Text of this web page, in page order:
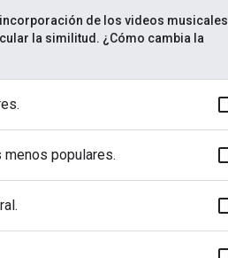
de los videos musicales
la similitud. ¿Cómo cambia la
populares.